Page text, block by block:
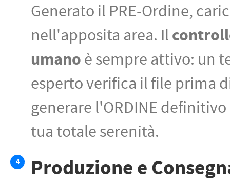
Generato il PRE-Ordine,
nell'apposita area. Il
umanoè sempre attivo: un
esperto verifica il file prima
generare l'ORDINE
tua totale serenità.
4 Produzione e